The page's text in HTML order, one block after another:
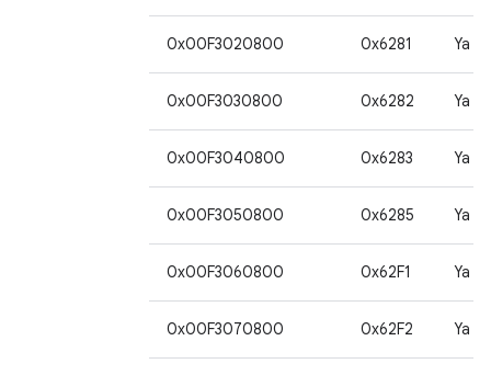
0x00F3020800 0x6281 Ya
0x00F3030800 0x6282 Ya
0x00F3040800 0x6283 Ya
0x00F3050800 0x6285 Ya
0x00F3060800 0x62F1 Ya
0x00F3070800 0x62F2 Ya